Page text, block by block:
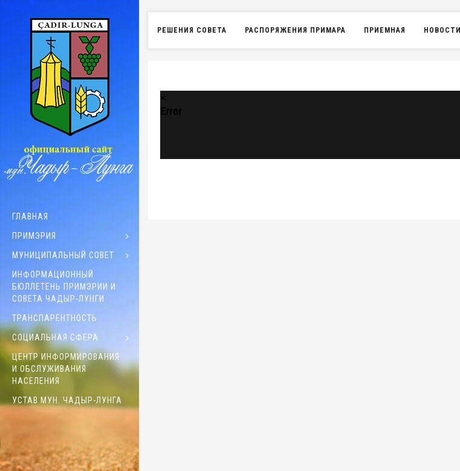
ГЛАВНАЯ
ПРИМЭРИЯ
МУНИЦИПАЛЬНЫЙ СОВЕТ
ИНФОРМАЦИОННЫЙ
БЮЛЛЕТЕНЬ ПРИМЭРИИ И
СОВЕТА ЧАДЫР-ЛУНГИ
ТРАНСПАРЕНТНОСТЬ
СОЦИАЛЬНАЯ СФЕРА
ЦЕНТР ИНФОРМИРОВАНИЯ
И ОБСЛУЖИВАНИЯ
НАСЕЛЕНИЯ
УСТАВ МУН. ЧАДЫР-ЛУНГА
РЕШЕНИЯ СОВЕТА РАСПОРЯЖЕНИЯ ПРИМАРА ПРИЕМНАЯ НОВОСТИ
Error